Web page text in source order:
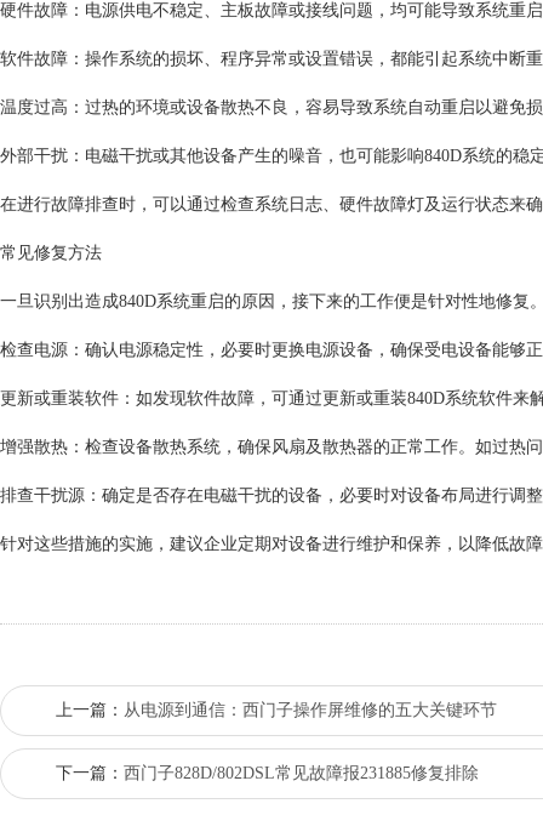
硬件故障：电源供电不稳定、主板故障或接线问题，均可能导致系统重
软件故障：操作系统的损坏、程序异常或设置错误，都能引起系统中断
温度过高：过热的环境或设备散热不良，容易导致系统自动重启以避免
外部干扰：电磁干扰或其他设备产生的噪音，也可能影响840D系统的稳
在进行故障排查时，可以通过检查系统日志、硬件故障灯及运行状态来
常见修复方法
一旦识别出造成840D系统重启的原因，接下来的工作便是针对性地修复
检查电源：确认电源稳定性，必要时更换电源设备，确保受电设备能够
更新或重装软件：如发现软件故障，可通过更新或重装840D系统软件
增强散热：检查设备散热系统，确保风扇及散热器的正常工作。如过热
排查干扰源：确定是否存在电磁干扰的设备，必要时对设备布局进行调
针对这些措施的实施，建议企业定期对设备进行维护和保养，以降低故
上一篇： 从电源到通信：西门子操作屏维修的五大关键环节
下一篇： 西门子828D/802DSL常见故障报231885修复排除